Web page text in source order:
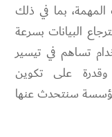
المهمة، بما في ذلك
البيانات بسرعة
تساهم في تيسير
وقدرة على تكوين
سنتحدث عنها